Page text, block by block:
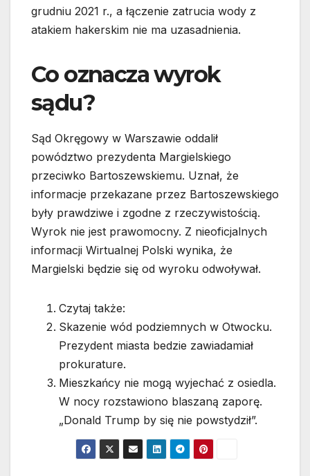
grudniu 2021 r., a łączenie zatrucia wody z
atakiem hakerskim nie ma uzasadnienia.
Co oznacza wyrok
sądu?
Sąd Okręgowy w Warszawie oddalił
powództwo prezydenta Margielskiego
przeciwko Bartoszewskiemu. Uznał, że
informacje przekazane przez Bartoszewskiego
były prawdziwe i zgodne z rzeczywistością.
Wyrok nie jest prawomocny. Z nieoficjalnych
informacji Wirtualnej Polski wynika, że
Margielski będzie się od wyroku odwoływał.
Czytaj także:
Skazenie wód podziemnych w Otwocku.
Prezydent miasta bedzie zawiadamiał
prokurature.
Mieszkańcy nie mogą wyjechać z osiedla.
W nocy rozstawiono blaszaną zaporę.
„Donald Trump by się nie powstydził”.